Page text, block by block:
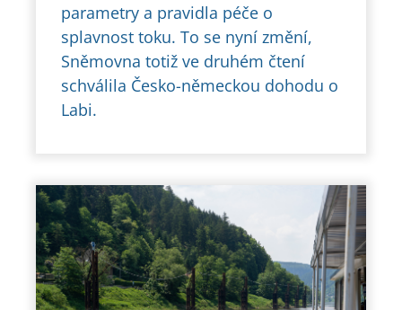
parametry a pravidla péče o
splavnost toku. To se nyní změní,
Sněmovna totiž ve druhém čtení
schválila Česko-německou dohodu o
Labi.